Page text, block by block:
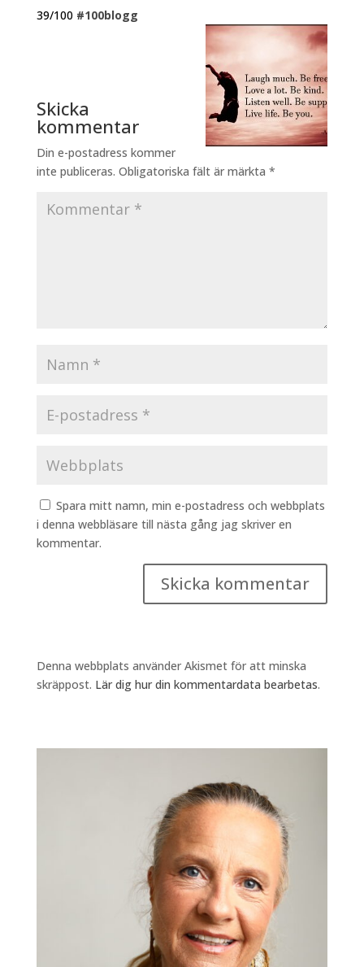
39/100 #100blogg
Skicka
kommentar
Din e-postadress kommer
inte publiceras. Obligatoriska fält är märkta *
Spara mitt namn, min e-postadress och webbplats
i denna webbläsare till nästa gång jag skriver en
kommentar.
Denna webbplats använder Akismet för att minska
skräppost. Lär dig hur din kommentardata bearbetas.